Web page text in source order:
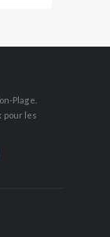
Plage.
pour les